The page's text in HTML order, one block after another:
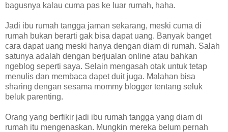
bagusnya kalau cuma pas ke luar rumah, haha.
Jadi ibu rumah tangga jaman sekarang, meski cuma di
rumah bukan berarti gak bisa dapat uang. Banyak banget
cara dapat uang meski hanya dengan diam di rumah. Salah
satunya adalah dengan berjualan online atau bahkan
ngeblog seperti saya. Selain mengasah otak untuk tetap
menulis dan membaca dapet duit juga. Malahan bisa
sharing dengan sesama mommy blogger tentang seluk
beluk parenting.
Orang yang berfikir jadi ibu rumah tangga yang diam di
rumah itu mengenaskan. Mungkin mereka belum pernah